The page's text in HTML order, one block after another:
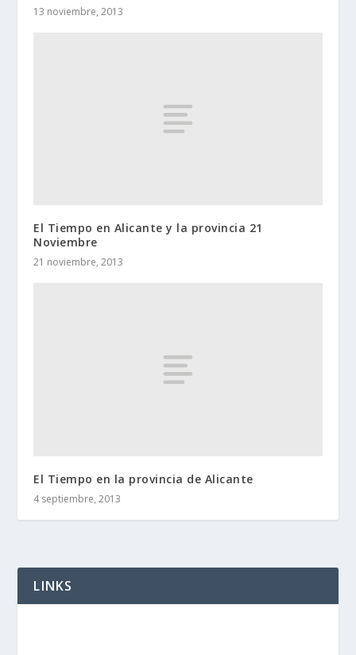
13 noviembre, 2013
El Tiempo en Alicante y la provincia 21
Noviembre
21 noviembre, 2013
El Tiempo en la provincia de Alicante
4 septiembre, 2013
LINKS